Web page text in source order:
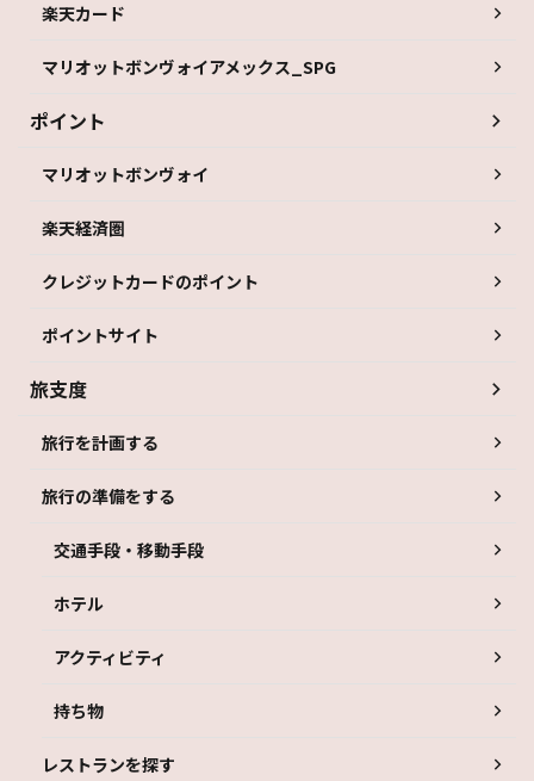
楽天カード
マリオットボンヴォイアメックス_SPG
ポイント
マリオットボンヴォイ
楽天経済圏
クレジットカードのポイント
ポイントサイト
旅支度
旅行を計画する
旅行の準備をする
交通手段・移動手段
ホテル
アクティビティ
持ち物
レストランを探す